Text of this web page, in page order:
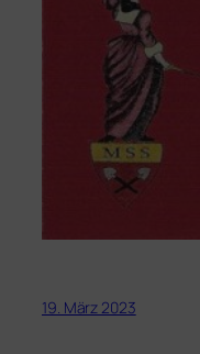
19. März 2023